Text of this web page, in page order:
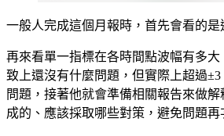
一般人完成這個月報時，首先會看的是
再來看單一指標在各時間點波幅有多大
致上還沒有什麼問題，但實際上超過
問題，接著他就會準備相關報告來做
成的、應該採取哪些對策，避免問題再